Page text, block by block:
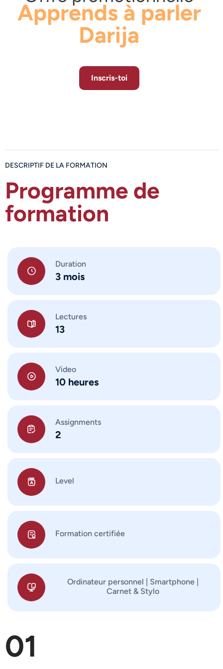
Apprends à parler
Darija
Inscris-toi
DESCRIPTIF DE LA FORMATION
Programme de
formation
Duration
3 mois
Lectures
13
Video
10 heures
Assignments
2
Level
Formation certifiée
Ordinateur personnel | Smartphone |
Carnet & Stylo
01